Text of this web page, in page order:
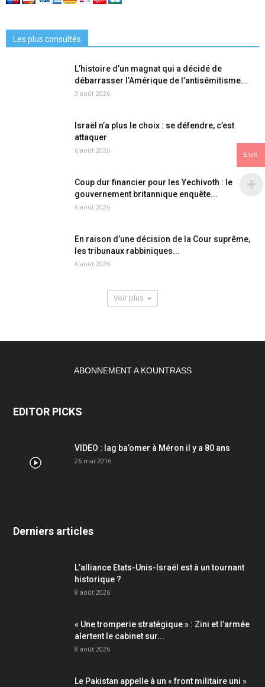
Les plus consultés
L’histoire d’un magnat qui a décidé de
débarrasser l’Amérique de l’antisémitisme...
3 août 2026
Israël n’a plus le choix : se défendre, c’est
attaquer
6 août 2026
Coup dur financier pour les Yechivoth : le
gouvernement britannique enquête...
6 août 2026
En raison d’une décision de la Cour suprême,
les tribunaux rabbiniques...
6 août 2026
Voir plus
ABONNEMENT A KOUNTRASS
EDITOR PICKS
VIDEO : lag ba’omer à Méron il y a 80 ans
26 mai 2016
Derniers articles
L’alliance Etats-Unis-Israël est à un tournant
historique ?
8 août 2026
« Une tromperie stratégique » : Zini et l’armée
alertent le cabinet sur...
8 août 2026
Le Pakistan appelle à un « front militaire uni »
EUR